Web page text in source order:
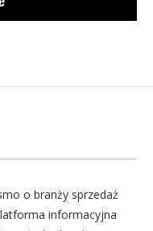
o branży sprzedaż
informacyjna